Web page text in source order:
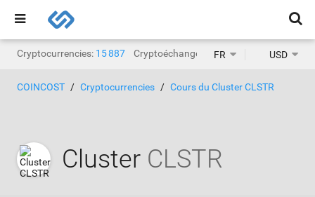
Cryptocurrencies: 15 887 Cryptoéchanges: 1 469
FR USD
COINCOST Cryptocurrencies Cours du Cluster CLSTR
Cluster CLSTR